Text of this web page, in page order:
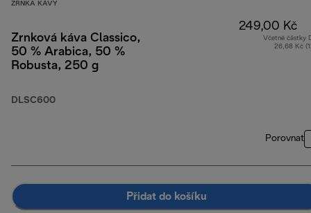
ZRNKA KÁVY
Zrnková káva Classico,
50 % Arabica, 50 %
Robusta, 250 g
DLSC600
249,00 Kč
Včetně částky
26,68 Kč
Porovnat
Přidat do košíku